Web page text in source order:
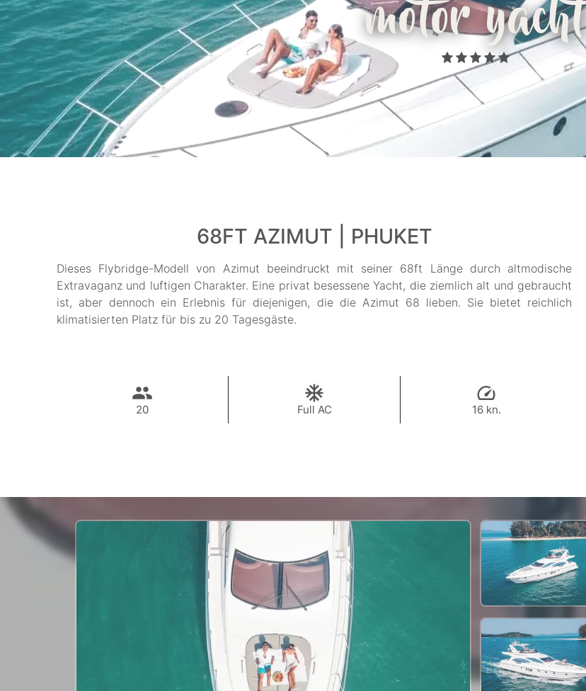
motor yacht
68FT AZIMUT | PHUKET
Dieses Flybridge-Modell von Azimut beeindruckt mit seiner 68ft Länge durch altmodische
Extravaganz und luftigen Charakter. Eine privat besessene Yacht, die ziemlich alt und gebraucht
ist, aber dennoch ein Erlebnis für diejenigen, die die Azimut 68 lieben. Sie bietet reichlich
klimatisierten Platz für bis zu 20 Tagesgäste.
20 Full AC 16 kn.
93,000 THB